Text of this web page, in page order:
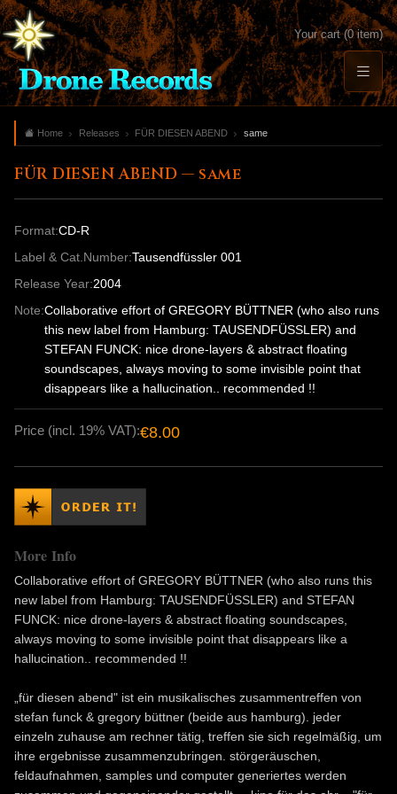
Your cart (0 item)
Home Releases FÜR DIESEN ABEND same
FÜR DIESEN ABEND — same
Format:CD-R
Label & Cat.Number:Tausendfüssler 001
Release Year:2004
Note:Collaborative effort of GREGORY BÜTTNER (who also runs
this new label from Hamburg: TAUSENDFÜSSLER) and
STEFAN FUNCK: nice drone-layers & abstract floating
soundscapes, always moving to some invisible point that
disappears like a hallucination.. recommended !!
Price (incl. 19% VAT):€8.00
More Info
Collaborative effort of GREGORY BÜTTNER (who also runs this
new label from Hamburg: TAUSENDFÜSSLER) and STEFAN
FUNCK: nice drone-layers & abstract floating soundscapes,
always moving to some invisible point that disappears like a
hallucination.. recommended !!
„für diesen abend" ist ein musikalisches zusammentreffen von
stefan funck & gregory büttner (beide aus hamburg). jeder
einzeln zuhause am rechner tätig, treffen sie sich regelmäßig, um
ihre ergebnisse zusammenzubringen. störgeräuschen,
feldaufnahmen, samples und computer generiertes werden